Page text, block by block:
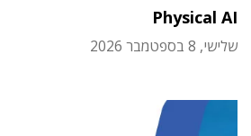
Physical AI
שלישי, 8 בספטמבר 2026